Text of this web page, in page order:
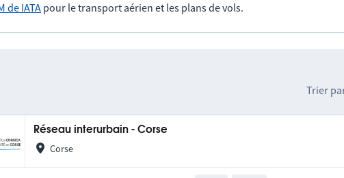
de IATA pour le transport aérien et les plans de vols.
Trier
Réseau interurbain - Corse
Corse